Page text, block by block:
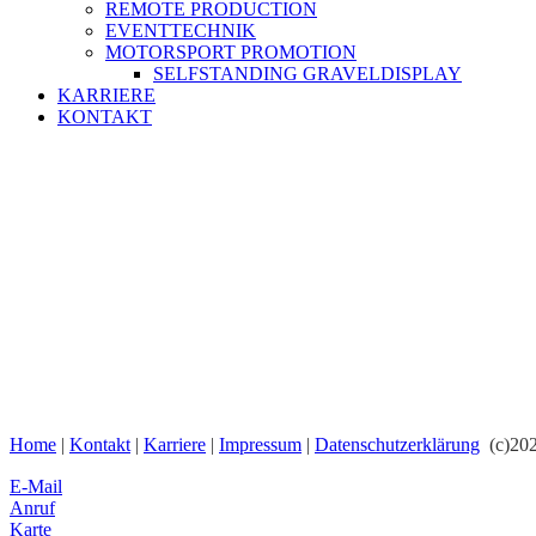
REMOTE PRODUCTION
EVENTTECHNIK
MOTORSPORT PROMOTION
SELFSTANDING GRAVELDISPLAY
KARRIERE
KONTAKT
Home | Kontakt | Karriere | Impressum | Datenschutzerklärung
E-Mail
Anruf
Karte